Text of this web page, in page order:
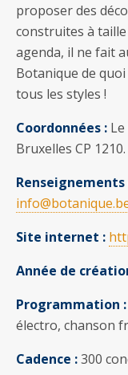
proposer des
construites à
agenda, il ne fait
Botanique de
tous les styles !
Coordonnées :
Bruxelles CP 1210.
Site internet :
Année de
Programmation :
électro, chanson
Cadence :300